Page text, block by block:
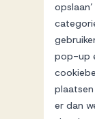
pop-up
er dan